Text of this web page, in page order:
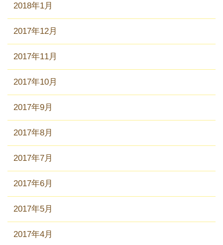
2018年1月
2017年12月
2017年11月
2017年10月
2017年9月
2017年8月
2017年7月
2017年6月
2017年5月
2017年4月